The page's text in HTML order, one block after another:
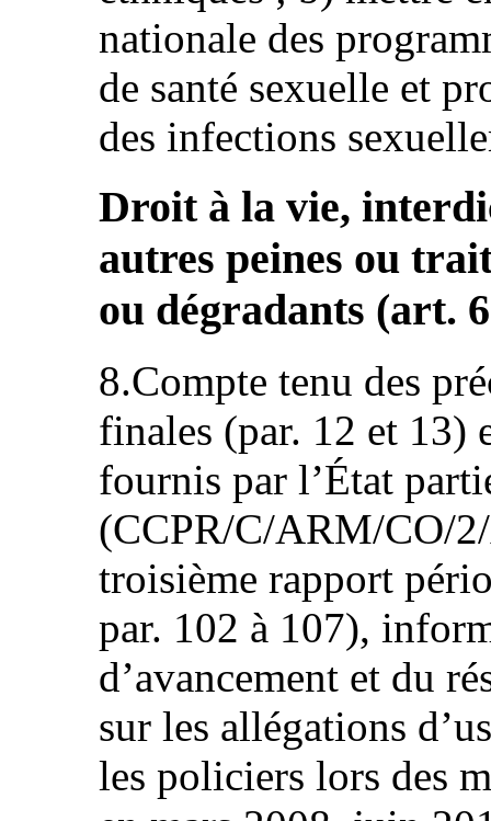
nationale des
de santé sexuelle et
des infections
Droit à la vie,
autres peines ou
ou dégradants (art.
8.Compte tenu des
finales (par. 12 et 13)
fournis par l’État
(CCPR/C/ARM/CO/
troisième rapport
par. 102 à 107),
d’avancement et du
sur les allégations
les policiers lors des